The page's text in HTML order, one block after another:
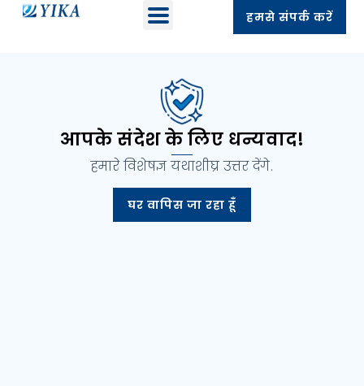
हमसे संपर्क करें
आपके संदेश के लिए धन्यवाद!
हमारे विशेषज्ञ यथाशीघ्र उत्तर देंगे.
घर वापिस जा रहा हूँ